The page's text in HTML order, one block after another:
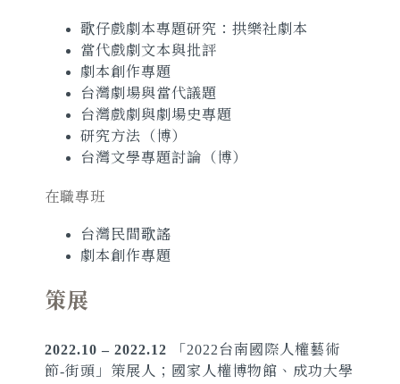
歌仔戲劇本專題研究：拱樂社劇本
當代戲劇文本與批評
劇本創作專題
台灣劇場與當代議題
台灣戲劇與劇場史專題
研究方法（博）
台灣文學專題討論（博）
在職專班
台灣民間歌謠
劇本創作專題
策展
2022.10 – 2022.12 「2022台南國際人權藝術
節-街頭」策展人；國家人權博物館、成功大學